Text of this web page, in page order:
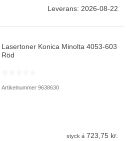
Leverans: 2026-08-22
Lasertoner Konica Minolta 4053-603
Röd
Artikelnummer 9638630
styck á 723,75 kr.